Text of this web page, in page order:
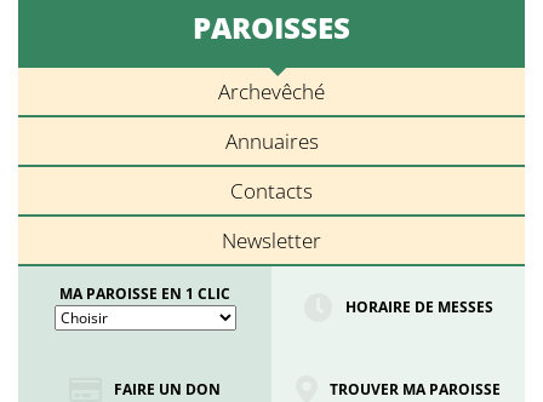
PAROISSES
Archevêché
Annuaires
Contacts
Newsletter
MA PAROISSE EN 1 CLIC
HORAIRE DE MESSES
FAIRE UN DON TROUVER MA PAROISSE